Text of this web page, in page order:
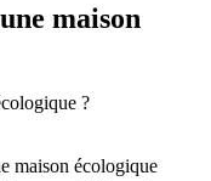
maison
?
maison écologique